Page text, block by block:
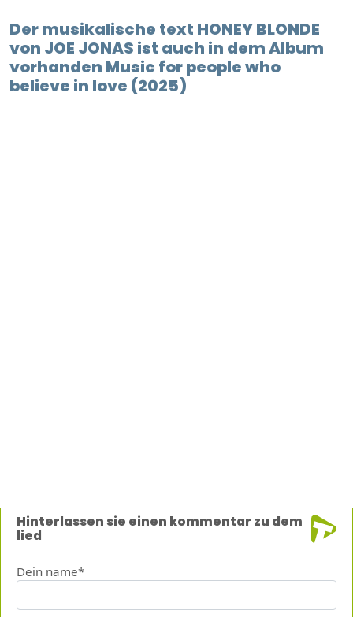
Der musikalische text HONEY BLONDE
von JOE JONAS ist auch in dem Album
vorhanden Music for people who
believe in love (2025)
Hinterlassen sie einen kommentar zu dem
lied
Dein name*